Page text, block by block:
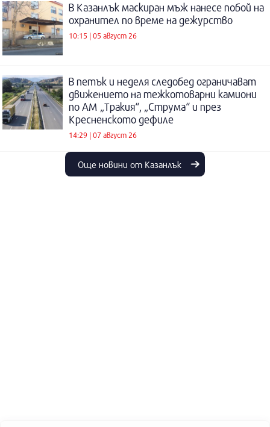
В Казанлък маскиран мъж нанесе побой на
охранител по време на дежурство
10:15 | 05 август 26
В петък и неделя следобед ограничават
движението на тежкотоварни камиони
по АМ „Тракия“, „Струма“ и през
Кресненското дефиле
14:29 | 07 август 26
Още новини от Казанлък